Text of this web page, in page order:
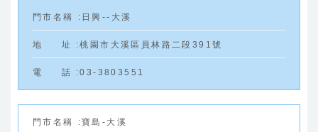
門市 名稱 : 日興--大溪
地 址 :桃園市大溪區員林路二段391號
電 話 :03-3803551
門市 名稱 :寶島-大溪